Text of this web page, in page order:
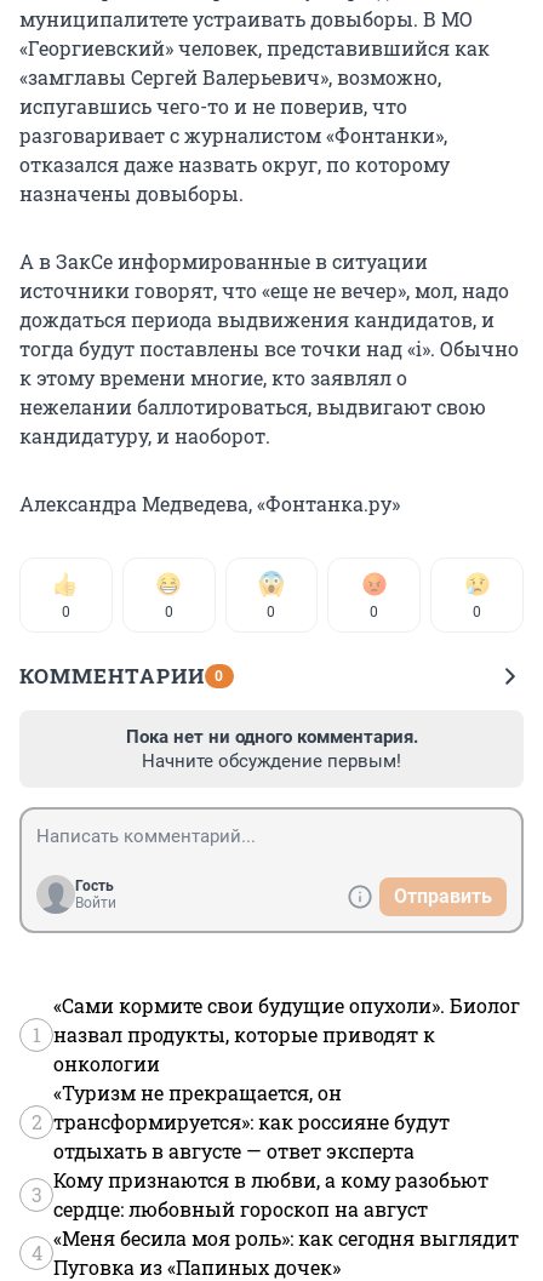
муниципалитете устраивать довыборы. В МО
«Георгиевский» человек, представившийся как
«замглавы Сергей Валерьевич», возможно,
испугавшись чего-то и не поверив, что
разговаривает с журналистом «Фонтанки»,
отказался даже назвать округ, по которому
назначены довыборы.
А в ЗакСе информированные в ситуации
источники говорят, что «еще не вечер», мол, надо
дождаться периода выдвижения кандидатов, и
тогда будут поставлены все точки над «i». Обычно
к этому времени многие, кто заявлял о
нежелании баллотироваться, выдвигают свою
кандидатуру, и наоборот.
Александра Медведева, «Фонтанка.ру»
0 0 0 0 0
КОММЕНТАРИИ 0
Пока нет ни одного комментария.
Начните обсуждение первым!
Гость
Войти
Отправить
1
«Сами кормите свои будущие опухоли». Биолог
назвал продукты, которые приводят к
онкологии
2
«Туризм не прекращается, он
трансформируется»: как россияне будут
отдыхать в августе — ответ эксперта
3
Кому признаются в любви, а кому разобьют
сердце: любовный гороскоп на август
4
«Меня бесила моя роль»: как сегодня выглядит
Пуговка из «Папиных дочек»